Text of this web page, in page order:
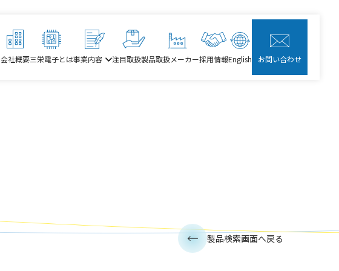
会社概要三栄電子とは事業内容 注目取扱製品取扱メーカー採用情報English お問い合わせ
製品検索画面へ戻る